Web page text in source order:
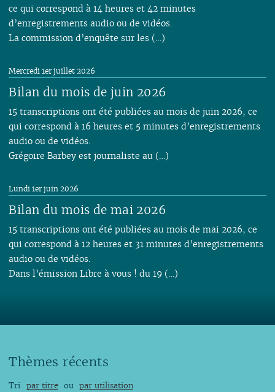
ce qui correspond à 14 heures et 42 minutes
d’enregistrements audio ou de vidéos.
La commission d’enquête sur les (…)
Bilan du mois de juin 2026
Mercredi 1er juillet 2026
15 transcriptions ont été publiées au mois de juin 2026, ce
qui correspond à 16 heures et 5 minutes d’enregistrements
audio ou de vidéos.
Grégoire Barbey est journaliste au (…)
Bilan du mois de mai 2026
Lundi 1er juin 2026
15 transcriptions ont été publiées au mois de mai 2026, ce
qui correspond à 12 heures et 31 minutes d’enregistrements
audio ou de vidéos.
Dans l’émission Libre à vous ! du 19 (…)
Thèmes récents
Tri par titre ou par utilisation